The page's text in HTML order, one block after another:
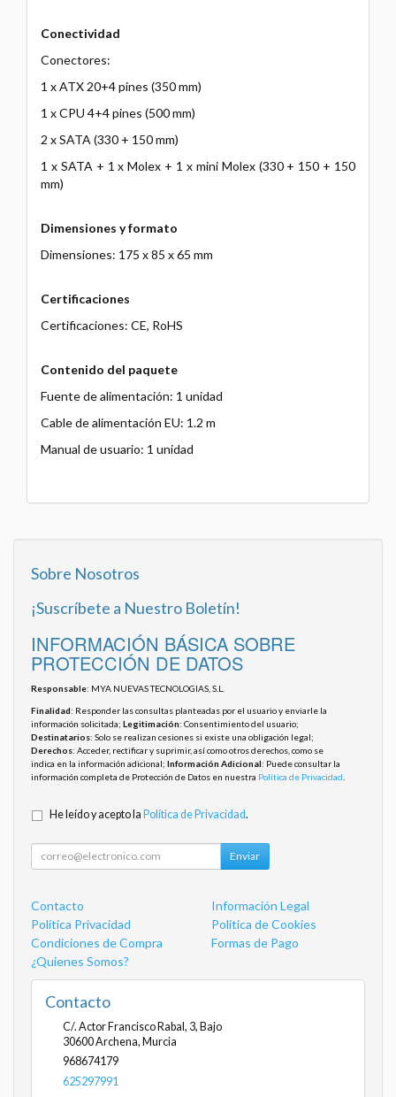
Conectividad
Conectores:
1 x ATX 20+4 pines (350 mm)
1 x CPU 4+4 pines (500 mm)
2 x SATA (330 + 150 mm)
1 x SATA + 1 x Molex + 1 x mini Molex (330 + 150 + 150
mm)
Dimensiones y formato
Dimensiones: 175 x 85 x 65 mm
Certificaciones
Certificaciones: CE, RoHS
Contenido del paquete
Fuente de alimentación: 1 unidad
Cable de alimentación EU: 1.2 m
Manual de usuario: 1 unidad
Sobre Nosotros
¡Suscríbete a Nuestro Boletín!
INFORMACIÓN BÁSICA SOBRE
PROTECCIÓN DE DATOS
Responsable: MYA NUEVAS TECNOLOGIAS, S.L.
Finalidad: Responder las consultas planteadas por el usuario y enviarle la
información solicitada; Legitimación: Consentimiento del usuario;
Destinatarios: Solo se realizan cesiones si existe una obligación legal;
Derechos: Acceder, rectificar y suprimir, así como otros derechos, como se
indica en la información adicional; Información Adicional: Puede consultar la
información completa de Protección de Datos en nuestra Política de Privacidad
He leído y acepto la Política de Privacidad.
Enviar
Contacto
Información Legal
Política Privacidad
Política de Cookies
Condiciones de Compra
Formas de Pago
¿Quienes Somos?
Contacto
C/. Actor Francisco Rabal, 3, Bajo
30600Archena, Murcia
968674179
625297991